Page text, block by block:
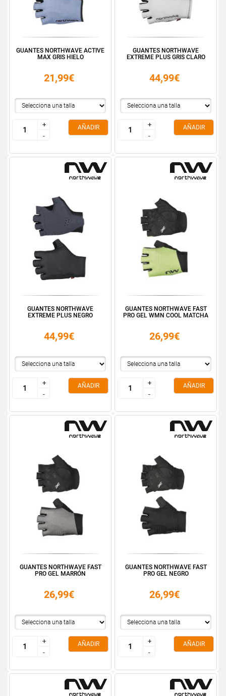
GUANTES NORTHWAVE ACTIVE
MAX GRIS HIELO
21,99€
+
-
+
-
AÑADIR
GUANTES NORTHWAVE
EXTREME PLUS GRIS CLARO
44,99€
+
-
+
-
AÑADIR
GUANTES NORTHWAVE
EXTREME PLUS NEGRO
44,99€
+
-
+
-
AÑADIR
GUANTES NORTHWAVE FAST
PRO GEL WMN COOL MATCHA
26,99€
+
-
+
-
AÑADIR
GUANTES NORTHWAVE FAST
PRO GEL MARRÓN
26,99€
+
-
+
-
AÑADIR
GUANTES NORTHWAVE FAST
PRO GEL NEGRO
26,99€
+
-
+
-
AÑADIR